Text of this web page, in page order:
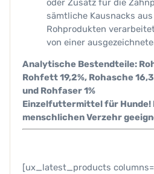
oder Zusatz für die
sämtliche Kausnacks
Rohprodukten
von einer
Analytische Bestendteile:
Rohfett 19,2%, Rohasche
und Rohfaser 1%
Einzelfuttermittel für Hunde!
menschlichen Verzehr
[ux_latest_products